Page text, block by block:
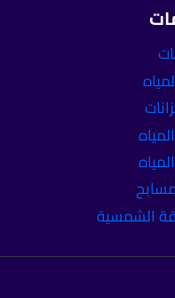
الشمسية